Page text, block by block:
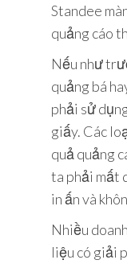
Standee
quảng cáo
Nếu như
quảng bá
phải sử
giấy. Các
quả quảng
ta phải mất
in ấn và
Nhiều
liệu có giải